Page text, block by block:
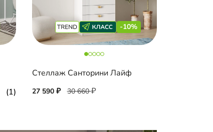
(1)
-10%
Стеллаж Санторини Лайф
27 590 30 660